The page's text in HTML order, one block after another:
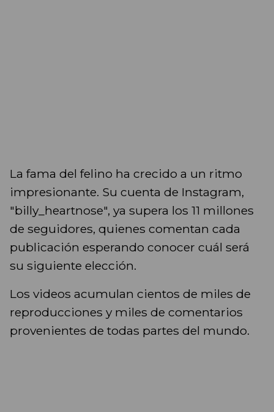
La fama del felino ha crecido a un ritmo
impresionante. Su cuenta de Instagram,
"billy_heartnose", ya supera los 11 millones
de seguidores, quienes comentan cada
publicación esperando conocer cuál será
su siguiente elección.
Los videos acumulan cientos de miles de
reproducciones y miles de comentarios
provenientes de todas partes del mundo.